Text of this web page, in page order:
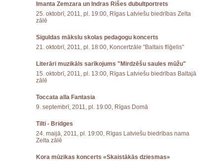
Imanta Zemzara un Indras Rišes dubultportrets
25. oktobrī, 2011, pl. 19:00, Rīgas Latviešu biedrības Zelta
zālē
Siguldas mākslu skolas pedagogu koncerts
21. oktobrī, 2011, pl. 18:00, Koncertzāle "Baltais flīģelis"
Literāri muzikāls sarīkojums "Mirdzēšu saules mūžu"
15. oktobrī, 2011, pl. 13:00, Rīgas Latviešu biedrības Baltajā
zālē
Toccata alla Fantasia
9. septembrī, 2011, pl. 19:00, Rīgas Domā
Tilti - Bridges
24. maijā, 2011, pl. 19:00, Rīgas Latviešu biedrības nama
Zelta zālē
Kora mūzikas koncerts «Skaistākās dziesmas»